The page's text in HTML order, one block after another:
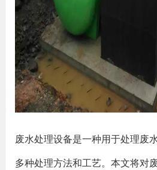
废水处理设备是一种用于处理废
多种处理方法和工艺。本文将对